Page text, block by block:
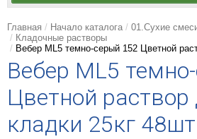
Главная Начало каталога
01.Сухие
Кладочные растворы
Вебер ML5 темно-серый 152 Цветной
Вебер ML5
Цветной раствор
кладки 25кг 48шт